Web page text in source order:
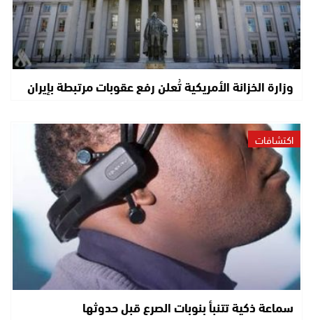
وزارة الخزانة الأمريكية تُعلن رفع عقوبات مرتبطة بإيران
اكتشافات
سماعة ذكية تتنبأ بنوبات الصرع قبل حدوثها